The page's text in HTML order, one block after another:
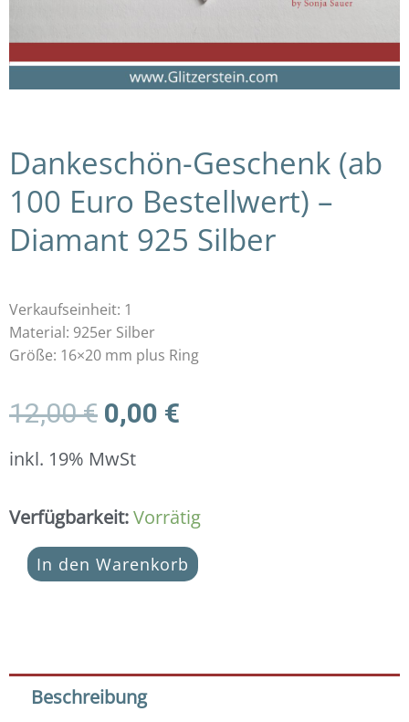
Dankeschön-Geschenk (ab
100 Euro Bestellwert) –
Diamant 925 Silber
Verkaufseinheit: 1
Material: 925er Silber
Größe: 16×20 mm plus Ring
12,00€ Ursprünglicher
Preis
war:
0,00 €
inkl. 19% MwSt
Verfügbarkeit:Vorrätig
Dankeschön-
(ab
100
Diamant
925
In den Warenkorb
Beschreibung